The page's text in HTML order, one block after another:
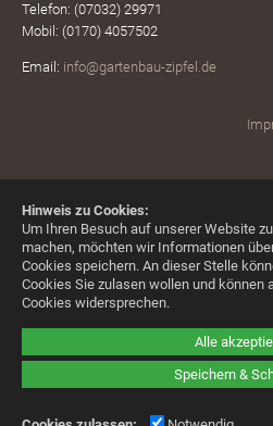
Alle
Speichern &
Hinweis zu Cookies:
Um Ihren Besuch auf unserer Website
machen, möchten wir Informationen
Cookies speichern. An dieser Stelle
Cookies Sie zulasen wollen und können
Cookies widersprechen.
Telefon: (07032) 29971
Mobil: (0170) 4057502
Email: info@gartenbau-zipfel.de